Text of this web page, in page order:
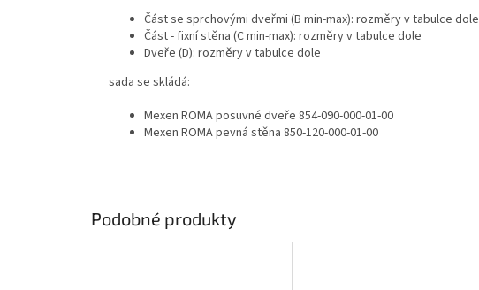
Část se sprchovými dveřmi (B min-max): rozměry v tabulce dole
Část - fixní stěna (C min-max): rozměry v tabulce dole
Dveře (D): rozměry v tabulce dole
sada se skládá:
Mexen ROMA posuvné dveře 854-090-000-01-00
Mexen ROMA pevná stěna 850-120-000-01-00
Podobné produkty